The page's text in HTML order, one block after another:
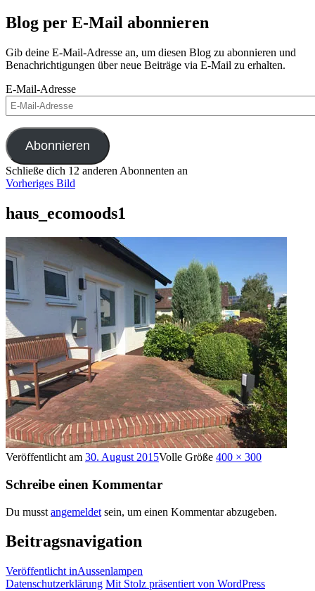
Blog per E-Mail abonnieren
Gib deine E-Mail-Adresse an, um diesen Blog zu abonnieren und
Benachrichtigungen über neue Beiträge via E-Mail zu erhalten.
E-Mail-Adresse
Abonnieren
Schließe dich 12 anderen Abonnenten an
Vorheriges Bild
haus_ecomoods1
Veröffentlicht am 30. August 2015Volle Größe 400 × 300
Schreibe einen Kommentar
Du musst angemeldet sein, um einen Kommentar abzugeben.
Beitragsnavigation
Veröffentlicht inAussenlampen
Datenschutzerklärung Mit Stolz präsentiert von WordPress